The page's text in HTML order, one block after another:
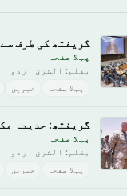
گریفتھ کی طرف
پہلا صفحہ
بقلم: الشرق اردو
پہلا صفحہ خبريں
گریفتھ: حدیدہ
پہلا صفحہ
بقلم: الشرق اردو
پہلا صفحہ خبريں